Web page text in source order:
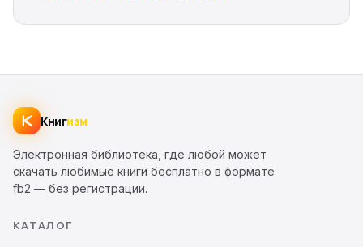
Книгизм
Электронная библиотека, где любой может
скачать любимые книги бесплатно в формате
fb2 — без регистрации.
КАТАЛОГ